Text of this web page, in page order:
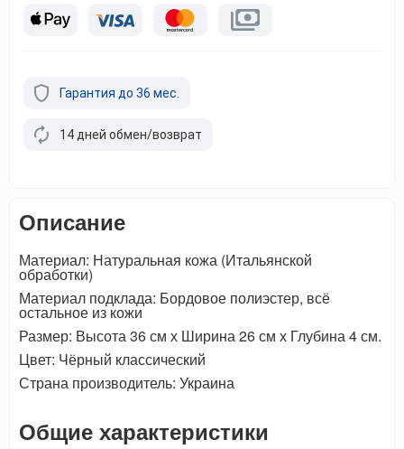
Гарантия до 36 мес.
14 дней обмен/возврат
Описание
Материал: Натуральная кожа (Итальянской
обработки)
Материал подклада: Бордовое полиэстер, всё
остальное из кожи
Размер: Высота 36 см х Ширина 26 см х Глубина 4 см.
Цвет: Чёрный классический
Страна производитель: Украина
Общие характеристики